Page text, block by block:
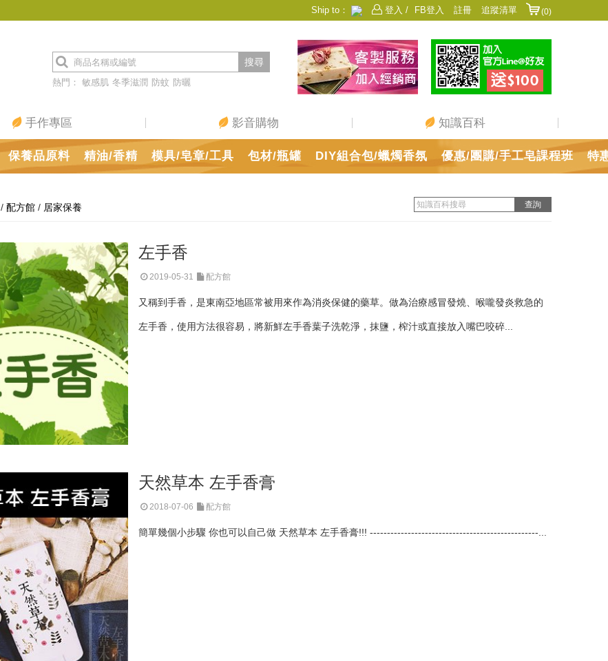
登入 / FB登入 註冊 追蹤清單
Ship to：
香港 日本 中國
澳門 美國 新加坡
熱門： 敏感肌 冬季滋潤 防蚊 防曬
搜尋
保養品原料 精油/香精 模具/皂章/工具 包材/瓶罐 DIY組合包/蠟燭香氛 優惠/團購/手工皂課程班 特
(0)
手作專區 影音購物 知識百科
/配方館 / 居家保養
左手香
2019-05-31 配方館
又稱到手香，是東南亞地區常被用來作為消炎保健的藥草。做為治療感冒發燒、喉嚨發炎救急的
左手香，使用方法很容易，將新鮮左手香葉子洗乾淨，抹鹽，榨汁或直接放入嘴巴咬碎...
天然草本 左手香膏
2018-07-06 配方館
簡單幾個小步驟 你也可以自己做 天然草本 左手香膏!!! -------------------------------------------------...